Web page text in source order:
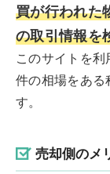
買が行われた
の取引情報を
このサイトを
件の相場をある
す。
売却側のメ